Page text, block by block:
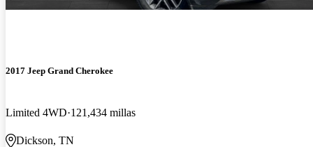
2017 Jeep Grand Cherokee
Limited 4WD 121,434 millas
Dickson, TN